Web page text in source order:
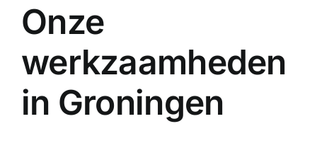
Onze
werkzaamheden
in Groningen